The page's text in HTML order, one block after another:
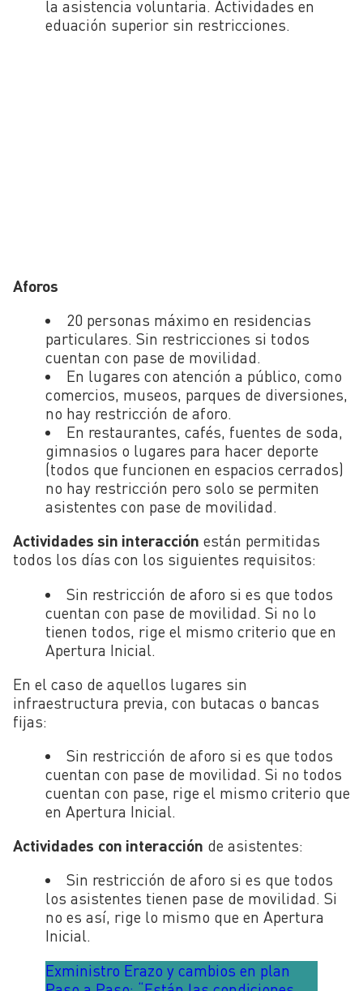
la asistencia voluntaria. Actividades en
eduación superior sin restricciones.
Aforos
20 personas máximo en residencias
particulares. Sin restricciones si todos
cuentan con pase de movilidad.
En lugares con atención a público, como
comercios, museos, parques de diversiones,
no hay restricción de aforo.
En restaurantes, cafés, fuentes de soda,
gimnasios o lugares para hacer deporte
(todos que funcionen en espacios cerrados)
no hay restricción pero solo se permiten
asistentes con pase de movilidad.
Actividades sin interacción están permitidas
todos los días con los siguientes requisitos:
Sin restricción de aforo si es que todos
cuentan con pase de movilidad. Si no lo
tienen todos, rige el mismo criterio que en
Apertura Inicial.
En el caso de aquellos lugares sin
infraestructura previa, con butacas o bancas
fijas:
Sin restricción de aforo si es que todos
cuentan con pase de movilidad. Si no todos
cuentan con pase, rige el mismo criterio que
en Apertura Inicial.
Actividades con interacción de asistentes:
Sin restricción de aforo si es que todos
los asistentes tienen pase de movilidad. Si
no es así, rige lo mismo que en Apertura
Inicial.
Exministro Erazo y cambios en plan